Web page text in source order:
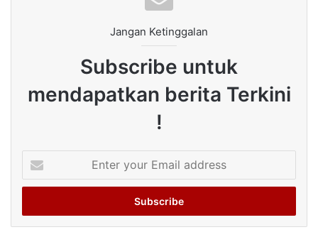
Jangan Ketinggalan
Subscribe untuk
mendapatkan berita Terkini
!
your
Email